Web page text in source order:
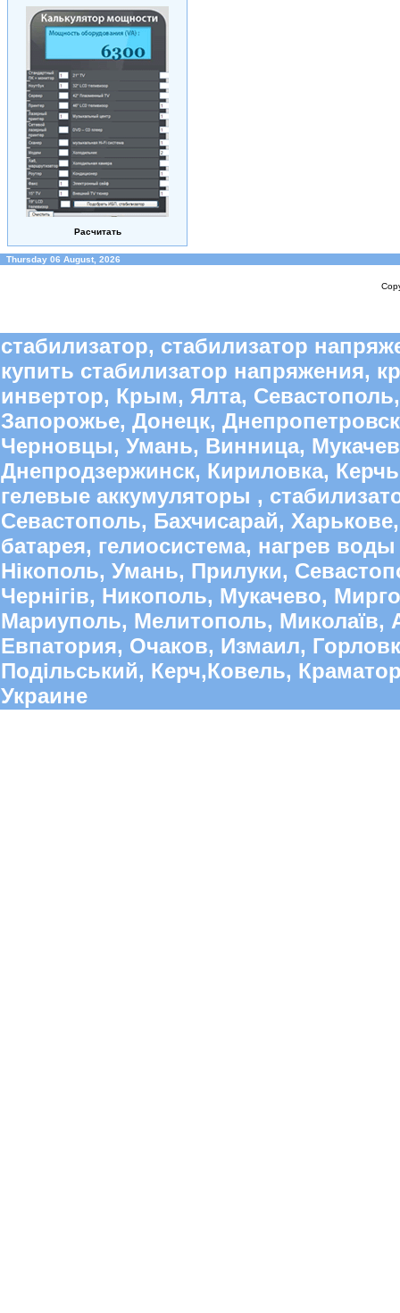
Расчитать
Thursday 06 August, 2026
стабилизатор, стабилизатор
купить стабилизатор напряжения,
инвертор, Крым, Ялта,
Запорожье, Донецк,
Черновцы, Умань, Винница,
Днепродзержинск, Кириловка,
гелевые аккумуляторы ,
Севастополь, Бахчисарай,
батарея, гелиосистема, нагрев
Нікополь, Умань, Прилуки,
Чернігів, Никополь, Мукачево,
Мариуполь, Мелитополь, Миколаїв,
Евпатория, Очаков, Измаил,
Подільський, Керч,Ковель,
Украине